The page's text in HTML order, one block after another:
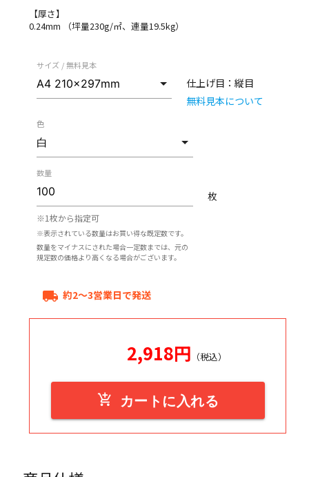
【厚さ】
0.24mm （坪量230g/㎡、連量19.5kg）
サイズ / 無料見本
仕上げ目：縦目
無料見本について
色
数量
※1枚から指定可
※表示されている数量はお買い得な既定数です。
数量をマイナスにされた場合一定数までは、元の
規定数の価格より高くなる場合がございます。
枚
local_shipping 約2～3営業日で発送
2,918円 （税込）
add_shopping_cart カートに入れる